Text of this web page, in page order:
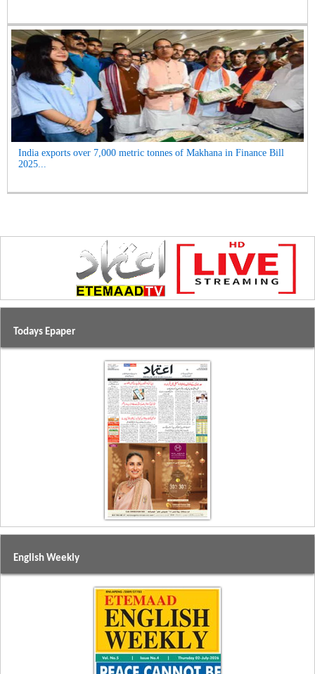
India exports over 7,000 metric tonnes of Makhana in Finance Bill
2025...
Todays Epaper
English Weekly